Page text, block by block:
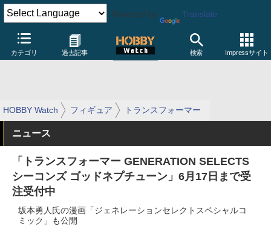
Powered by Translate
カテゴリ 過去記事 検索 Impressサイト
HOBBY Watch フィギュア トランスフォーマー
ニュース
「トランスフォーマー GENERATION SELECTS
シーコンズ ゴッドネプチューン」6月17日まで受
注受付中
坂本勇人氏の漫画「ジェネレーションセレクトスペシャルコ
ミック」も公開